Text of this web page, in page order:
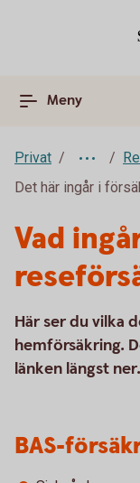
Meny
Privat
Det här ingår i
Vad
Här ser du vilka
hemförsäkring.
länken längst ner.
BAS-